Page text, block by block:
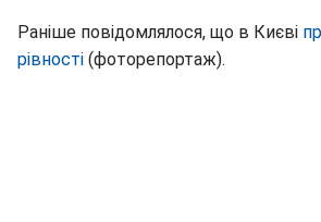
Раніше повідомлялося, що в Києві
рівності (фоторепортаж).